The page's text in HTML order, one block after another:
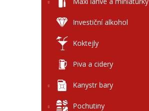
Investiční alkohol
Koktejly
Piva a cidery
Kanystr bary
Pochutiny